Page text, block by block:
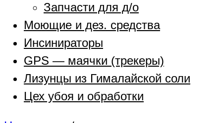
Запчасти для д/о
Моющие и дез. средства
Инсинираторы
GPS — маячки (трекеры)
Лизунцы из Гималайской соли
Цех убоя и обработки